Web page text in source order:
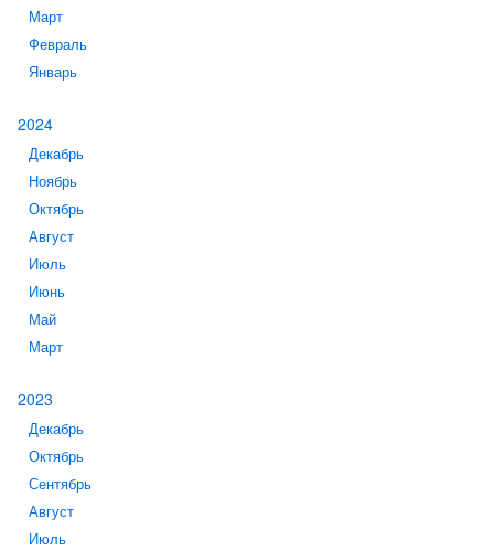
Март
Февраль
Январь
2024
Декабрь
Ноябрь
Октябрь
Август
Июль
Июнь
Май
Март
2023
Декабрь
Октябрь
Сентябрь
Август
Июль